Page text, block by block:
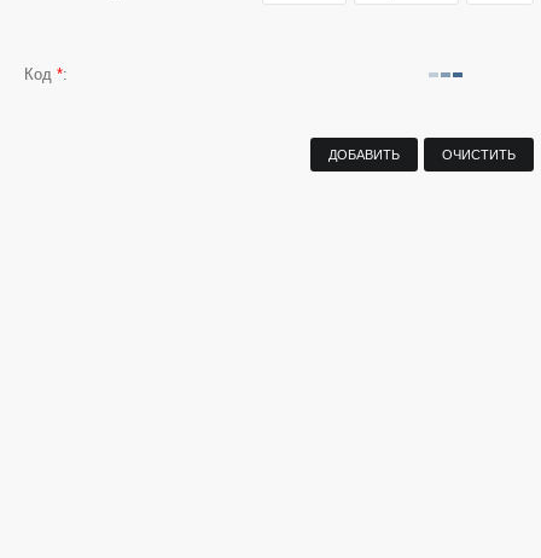
Предложение образовательных
Предложение репетиторских
Поиск репетиторских услуг
Код *: